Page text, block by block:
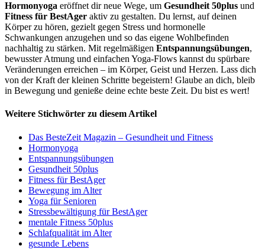
Hormonyoga eröffnet dir neue Wege, um Gesundheit 50plus und
Fitness für BestAger aktiv zu gestalten. Du lernst, auf deinen
Körper zu hören, gezielt gegen Stress und hormonelle
Schwankungen anzugehen und so das eigene Wohlbefinden
nachhaltig zu stärken. Mit regelmäßigen Entspannungsübungen,
bewusster Atmung und einfachen Yoga-Flows kannst du spürbare
Veränderungen erreichen – im Körper, Geist und Herzen. Lass dich
von der Kraft der kleinen Schritte begeistern! Glaube an dich, bleib
in Bewegung und genieße deine echte beste Zeit. Du bist es wert!
Weitere Stichwörter zu diesem Artikel
Das BesteZeit Magazin – Gesundheit und Fitness
Hormonyoga
Entspannungsübungen
Gesundheit 50plus
Fitness für BestAger
Bewegung im Alter
Yoga für Senioren
Stressbewältigung für BestAger
mentale Fitness 50plus
Schlafqualität im Alter
gesunde Lebens